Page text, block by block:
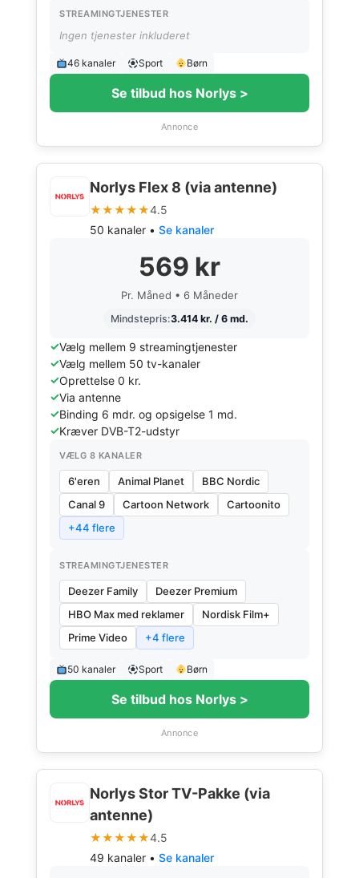
STREAMINGTJENESTER
Ingen tjenester inkluderet
46 kanaler Sport Børn
Se tilbud hos Norlys >
Annonce
Norlys Flex 8 (via antenne)
★★★★★4.5
50 kanaler • Se kanaler
569 kr
Pr. Måned • 6 Måneder
Mindstepris:3.414 kr. / 6 md.
Vælg mellem 9 streamingtjenester
Vælg mellem 50 tv-kanaler
Oprettelse 0 kr.
Via antenne
Binding 6 mdr. og opsigelse 1 md.
Kræver DVB-T2-udstyr
VÆLG 8 KANALER
6'eren Animal Planet
BBC Nordic
Canal 9
Cartoon Network
Cartoonito
+44 flere
STREAMINGTJENESTER
Deezer Family
Deezer Premium
HBO Max med reklamer
Nordisk Film+
Prime Video
+4 flere
50 kanaler Sport Børn
Se tilbud hos Norlys >
Annonce
Norlys Stor TV-Pakke (via
antenne)
★★★★★4.5
49 kanaler • Se kanaler